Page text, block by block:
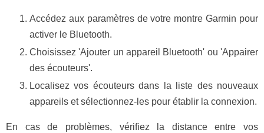
Accédez aux paramètres de votre montre Garmin pour
activer le Bluetooth.
Choisissez 'Ajouter un appareil Bluetooth' ou 'Appairer
des écouteurs'.
Localisez vos écouteurs dans la liste des nouveaux
appareils et sélectionnez-les pour établir la connexion.
En cas de problèmes, vérifiez la distance entre vos